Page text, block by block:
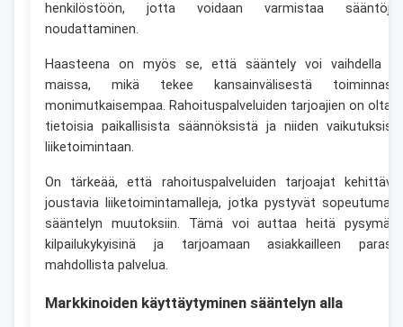
henkilöstöön, jotta voidaan varmistaa
noudattaminen.
Haasteena on myös se, että sääntely voi vaihdella
maissa, mikä tekee kansainvälisestä
monimutkaisempaa. Rahoituspalveluiden tarjoajien on
tietoisia paikallisista säännöksistä ja niiden
liiketoimintaan.
On tärkeää, että rahoituspalveluiden tarjoajat
joustavia liiketoimintamalleja, jotka pystyvät
sääntelyn muutoksiin. Tämä voi auttaa heitä
kilpailukykyisinä ja tarjoamaan asiakkailleen
mahdollista palvelua.
Markkinoiden käyttäytyminen sääntelyn alla